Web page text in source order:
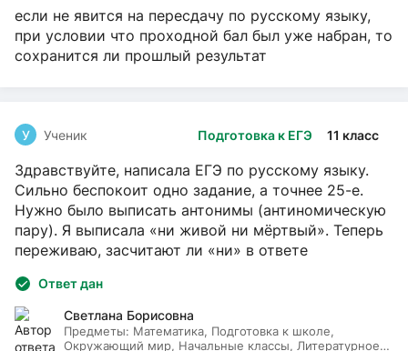
если не явится на пересдачу по русскому языку,
при условии что проходной бал был уже набран, то
сохранится ли прошлый результат
Подготовка к ЕГЭ 11 класс
У Ученик
Здравствуйте, написала ЕГЭ по русскому языку.
Сильно беспокоит одно задание, а точнее 25-е.
Нужно было выписать антонимы (антиномическую
пару). Я выписала «ни живой ни мёртвый». Теперь
переживаю, засчитают ли «ни» в ответе
Ответ дан
Светлана Борисовна
Предметы: Математика, Подготовка к школе,
Окружающий мир, Начальные классы, Литературное